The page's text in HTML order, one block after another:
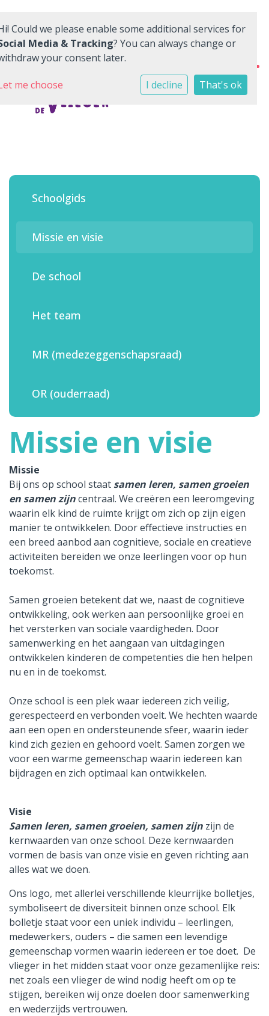
Home
Onze school
Nieuwe leerling
Quadraten
Aanmelden
Schoolgids
Missie en visie
De school
Het team
MR (medezeggenschapsraad)
OR (ouderraad)
Missie en visie
Missie
Bij ons op school staat samen leren, samen groeien
en samen zijncentraal. We creëren een leeromgeving
waarin elk kind de ruimte krijgt om zich op zijn eigen
manier te ontwikkelen. Door effectieve instructies en
een breed aanbod aan cognitieve, sociale en creatieve
activiteiten bereiden we onze leerlingen voor op hun
toekomst.
Samen groeien betekent dat we, naast de cognitieve
ontwikkeling, ook werken aan persoonlijke groei en
het versterken van sociale vaardigheden. Door
samenwerking en het aangaan van uitdagingen
ontwikkelen kinderen de competenties die hen helpen
nu en in de toekomst.
Onze school is een plek waar iedereen zich veilig,
gerespecteerd en verbonden voelt. We hechten waarde
aan een open en ondersteunende sfeer, waarin ieder
kind zich gezien en gehoord voelt. Samen zorgen we
voor een warme gemeenschap waarin iedereen kan
bijdragen en zich optimaal kan ontwikkelen.
Visie
Samen leren, samen groeien, samen zijn zijn de
kernwaarden van onze school. Deze kernwaarden
vormen de basis van onze visie en geven richting aan
alles wat we doen.
Ons logo, met allerlei verschillende kleurrijke bolletjes,
symboliseert de diversiteit binnen onze school. Elk
bolletje staat voor een uniek individu – leerlingen,
medewerkers, ouders – die samen een levendige
gemeenschap vormen waarin iedereen er toe doet. De
vlieger in het midden staat voor onze gezamenlijke reis:
net zoals een vlieger de wind nodig heeft om op te
stijgen, bereiken wij onze doelen door samenwerking
en wederzijds vertrouwen.
Could we please enable some additional services for
Media & Tracking? You can always change or
your consent later.
me choose I decline That's ok